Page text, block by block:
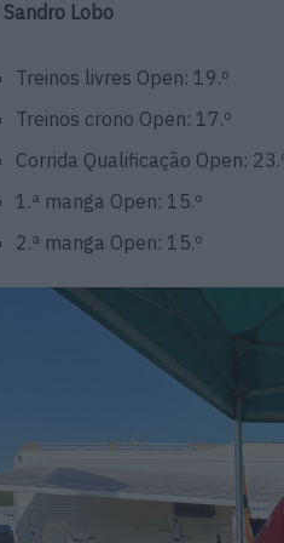
Lobo
Treinos livres Open: 19.º
Treinos crono Open: 17.º
Corrida Qualificação Open:
1.ª manga Open: 15.º
2.ª manga Open: 15.º